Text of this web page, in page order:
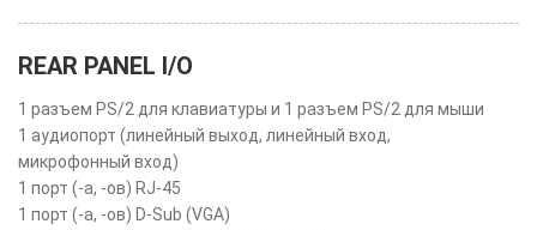
REAR PANEL I/O
1 разъем PS/2 для клавиатуры и 1 разъем PS/2 для мыши
1 аудиопорт (линейный выход, линейный вход,
микрофонный вход)
1 порт (-а, -ов) RJ-45
1 порт (-а, -ов) D-Sub (VGA)